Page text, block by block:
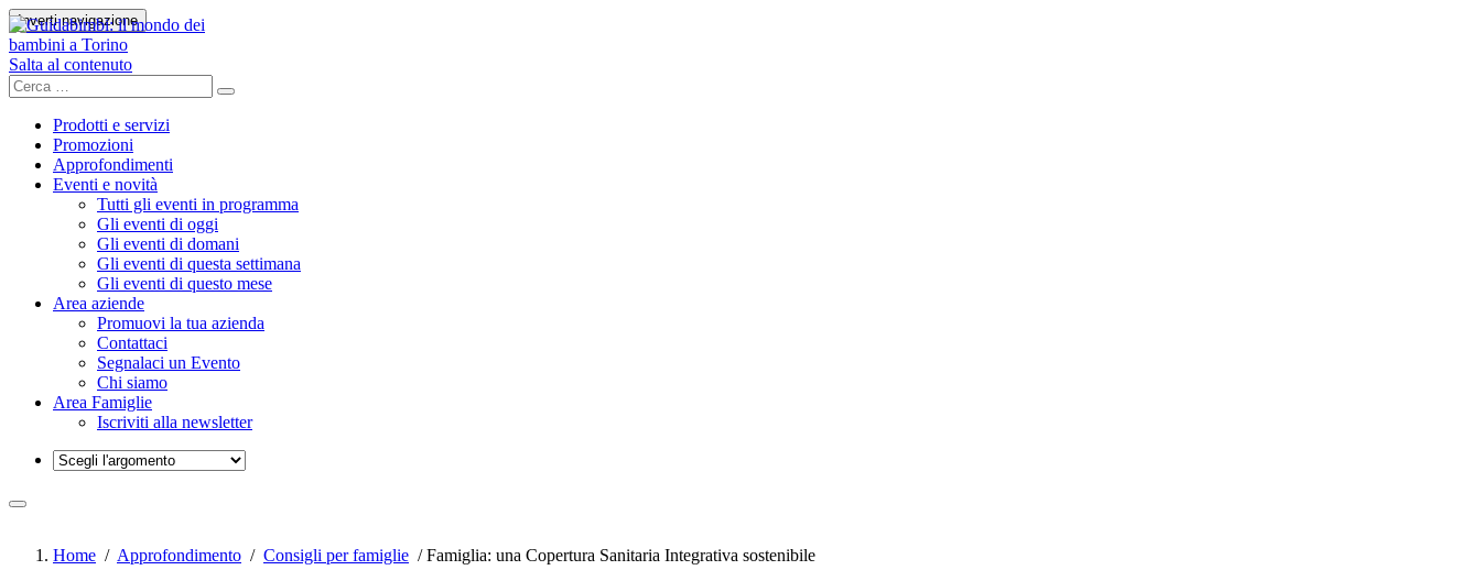
Inverti navigazione
Salta al contenuto
Prodotti e servizi
Promozioni
Approfondimenti
Eventi e novità
Tutti gli eventi in programma
Gli eventi di oggi
Gli eventi di domani
Gli eventi di questa settimana
Gli eventi di questo mese
Area aziende
Promuovi la tua azienda
Contattaci
Segnalaci un Evento
Chi siamo
Area Famiglie
Iscriviti alla newsletter
Home / Approfondimento / Consigli per famiglie /Famiglia: una Copertura Sanitaria Integrativa sostenibile